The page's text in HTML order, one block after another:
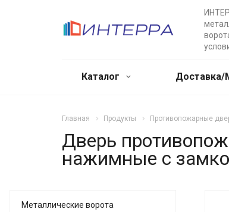
Каталог
Главная Продукты Противопожарные
Дверь
нажимные с
Металлические ворота